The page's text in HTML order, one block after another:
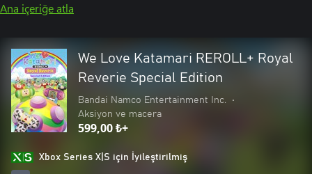
Ana içeriğe atla
We Love Katamari REROLL+ Royal
Reverie Special Edition
Bandai Namco Entertainment Inc.
•
Aksiyon ve macera
599,00 ₺+
Xbox Series X|S için İyileştirilmiş